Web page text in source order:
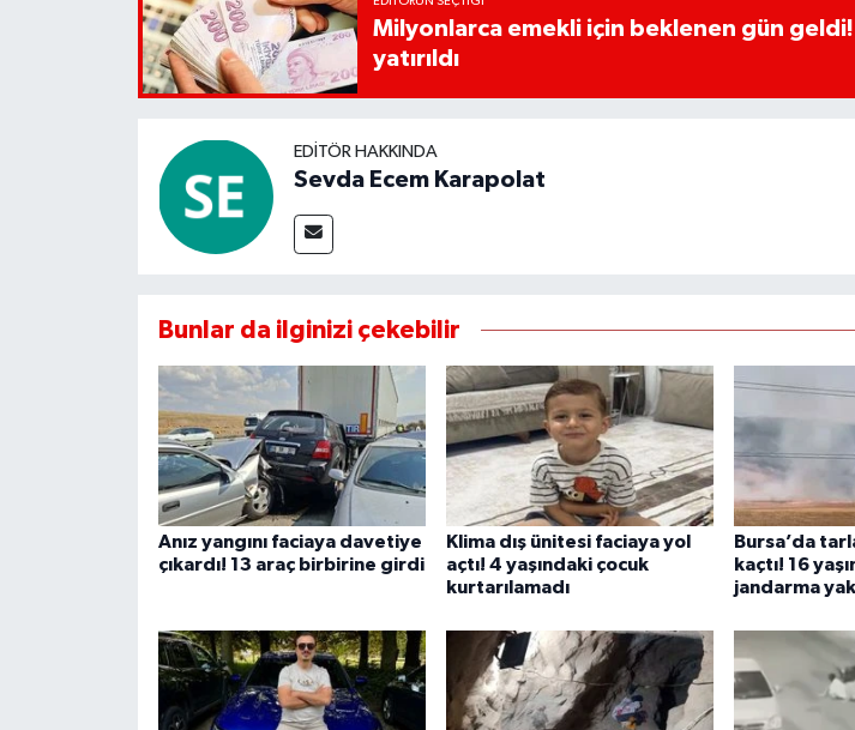
Milyonlarca emekli için beklenen gün
yatırıldı
EDITÖR HAKKINDA
Sevda Ecem Karapolat
Bunlar da ilginizi çekebilir
Anız yangını faciaya davetiye
çıkardı! 13 araç birbirine girdi
Klima dış ünitesi faciaya yol
açtı! 4 yaşındaki çocuk
kurtarılamadı
Bursa’da
kaçtı! 16
jandarma